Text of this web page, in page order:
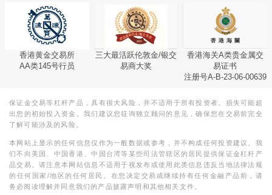
香港黄金交易所
AA类145号行员
三大最活跃伦敦金/银交
易商大奖
香港海关A类贵金属交
易证书
注册号A-B-23-06-00639
保证金交易等杠杆产品，具有很大风险，并不适用于所有投资者。损失可能超
出您的初始投入资金。我们建议您征询独立顾问的意见，确保您在交易前完全
了解可能涉及的风险。
本网站上显示的任何信息仅作为一般数据或参考，并不构成任何投资建议。我
们不向美国、中国香港、中国台湾等某些司法管辖区的居民提供保证金杠杆产
品交易。请注意本网站信息不适用于视发布或使用此类信息违反当地法律法规
的任何国家/地区的任何居民。在您决定交易或继续持有任何金融产品前，请
务必阅读理解并同意我们的产品披露声明和其他相关文件。